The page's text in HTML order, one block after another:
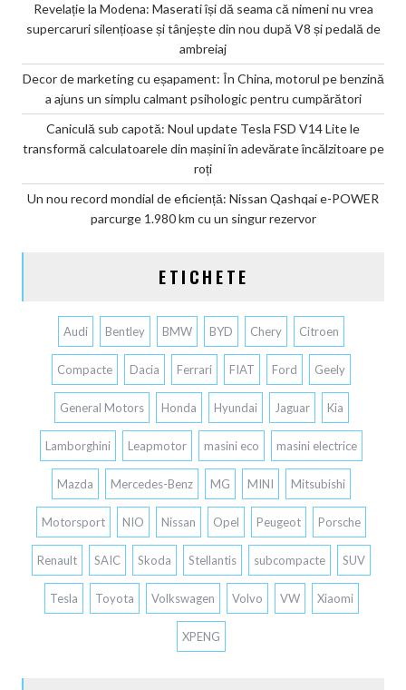
Revelație la Modena: Maserati își dă seama că nimeni nu vrea
supercaruri silențioase și tânjește din nou după V8 și pedală de
ambreiaj
Decor de marketing cu eșapament: În China, motorul pe benzină
a ajuns un simplu calmant psihologic pentru cumpărători
Caniculă sub capotă: Noul update Tesla FSD V14 Lite le
transformă calculatoarele din mașini în adevărate încălzitoare pe
roți
Un nou record mondial de eficiență: Nissan Qashqai e-POWER
parcurge 1.980 km cu un singur rezervor
ETICHETE
Audi Bentley BMW BYD Chery Citroen
Compacte Dacia Ferrari FIAT Ford Geely
General Motors Honda Hyundai Jaguar Kia
Lamborghini Leapmotor masini eco masini electrice
Mazda Mercedes-Benz MG MINI Mitsubishi
Motorsport NIO Nissan Opel Peugeot Porsche
Renault SAIC Skoda Stellantis subcompacte SUV
Tesla Toyota Volkswagen Volvo VW Xiaomi
XPENG